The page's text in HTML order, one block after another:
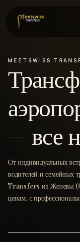
MEETSWISS
— все
От индивидуальных
водителей и семейных
Transfers из Женевы
ценам, с